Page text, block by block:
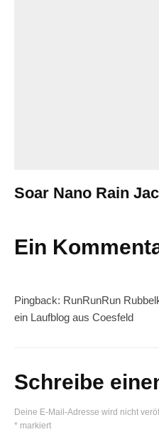
Soar Nano Rain
Ein
Pingback: RunRunRun
ein Laufblog aus Coesfeld
Schreibe
Deine E-Mail-Adresse wird nicht
* markiert